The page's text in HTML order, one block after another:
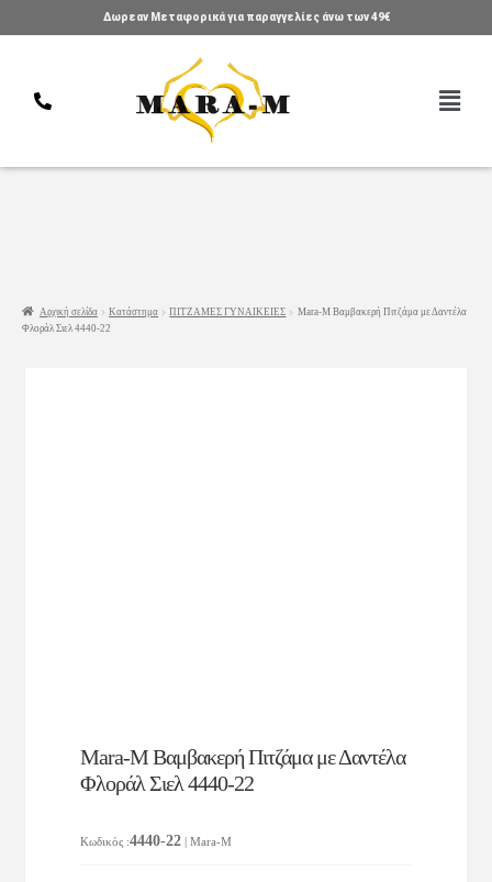
Δωρεαν Μεταφορικά για παραγγελίες άνω των 49€
Αρχική σελίδα Κατάστημα ΠΙΤΖΑΜΕΣ ΓΥΝΑΙΚΕΙΕΣ
Mara-M Βαμβακερή Πιτζάμα με Δαντέλα
Φλοράλ Σιελ 4440-22
Mara-M Βαμβακερή Πιτζάμα με Δαντέλα
Φλοράλ Σιελ 4440-22
Κωδικός :4440-22 | Mara-M